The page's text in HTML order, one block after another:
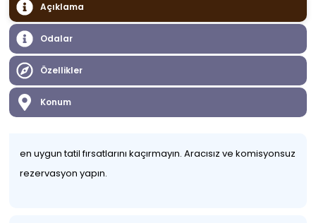
Açıklama
Odalar
Özellikler
Konum
en uygun tatil fırsatlarını kaçırmayın. Aracısız ve komisyonsuz
rezervasyon yapın.